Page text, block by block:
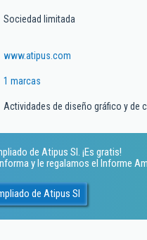
Sociedad limitada
www.atipus.com
1 marcas
Actividades de diseño gráfico y de
de Atipus Sl. ¡Es gratis!
y le regalamos el Informe
de Atipus Sl